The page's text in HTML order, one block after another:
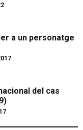
a un personatge
del cas